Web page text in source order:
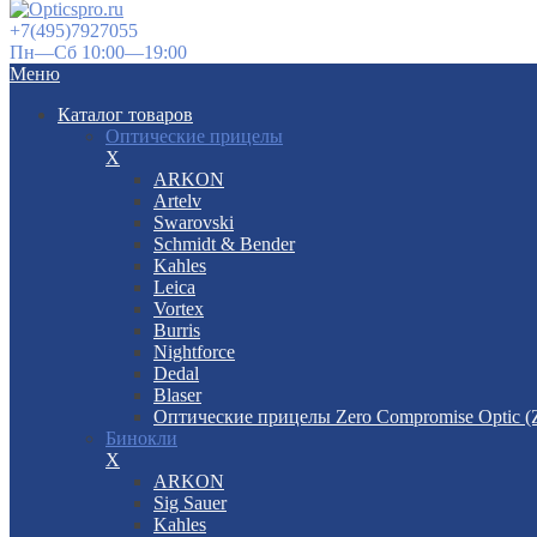
+7(495)7927055
Пн—Сб 10:00—19:00
Меню
Каталог товаров
Оптические прицелы
X
ARKON
Artelv
Swarovski
Schmidt & Bender
Kahles
Leica
Vortex
Burris
Nightforce
Dedal
Blaser
Оптические прицелы Zero Compromise Optic
Бинокли
X
ARKON
Sig Sauer
Kahles